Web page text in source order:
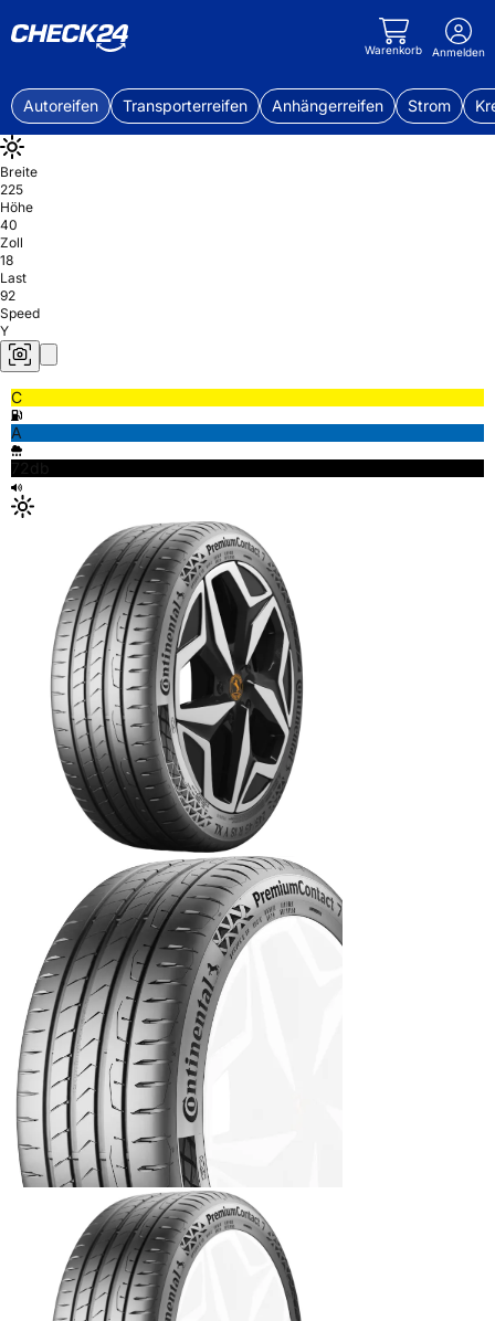
Warenkorb Anmelden
Autoreifen Transporterreifen Anhängerreifen Strom
Breite
225
Höhe
40
Zoll
18
Last
92
Speed
Y
C
A
72db